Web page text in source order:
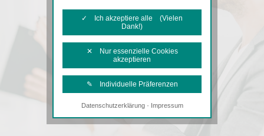
✓ Ich akzeptiere alle (Vielen
Dank!)
✕ Nur essenzielle Cookies
akzeptieren
✎ Individuelle Präferenzen
Notwendige Cookies
Diese Cookies sind erforderlich, um die
Datenschutzerklärung· Impressum